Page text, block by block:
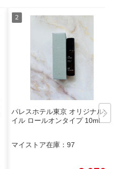
パレスホテル東京 オリジナルオ
イル ロールオンタイプ 10ml
マイストア在庫： 97